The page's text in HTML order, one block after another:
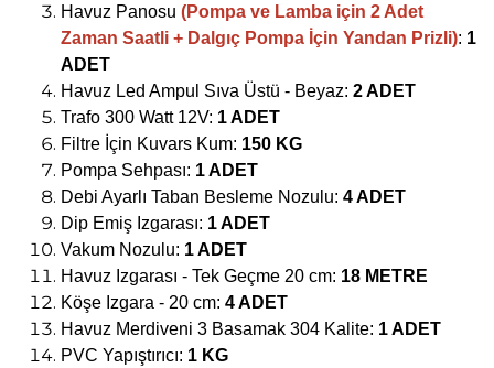
Havuz Panosu (Pompa ve Lamba için 2 Adet
Zaman Saatli + Dalgıç Pompa İçin Yandan Prizli): 1
ADET
Havuz Led Ampul Sıva Üstü - Beyaz: 2 ADET
Trafo 300 Watt 12V: 1 ADET
Filtre İçin Kuvars Kum: 150 KG
Pompa Sehpası: 1 ADET
Debi Ayarlı Taban Besleme Nozulu: 4 ADET
Dip Emiş Izgarası: 1 ADET
Vakum Nozulu: 1 ADET
Havuz Izgarası - Tek Geçme 20 cm: 18 METRE
Köşe Izgara - 20 cm: 4 ADET
Havuz Merdiveni 3 Basamak 304 Kalite: 1 ADET
PVC Yapıştırıcı: 1 KG